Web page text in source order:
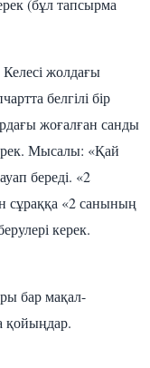
жолдағы
белгілі бір
жоғалған санды
Мысалы: «Қай
береді. «2
сұраққа «2 санының
керек.
бар мақал-
қойыңдар.